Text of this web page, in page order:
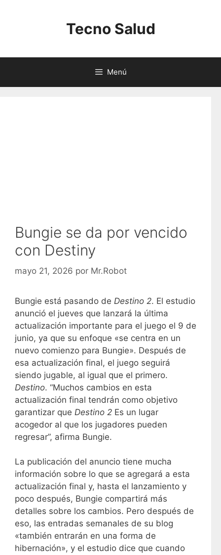
Tecno Salud
Menú
Bungie se da por vencido
con Destiny
mayo 21, 2026 por Mr.Robot
Bungie está pasando de Destino 2. El estudio
anunció el jueves que lanzará la última
actualización importante para el juego el 9 de
junio, ya que su enfoque «se centra en un
nuevo comienzo para Bungie». Después de
esa actualización final, el juego seguirá
siendo jugable, al igual que el primero.
Destino. “Muchos cambios en esta
actualización final tendrán como objetivo
garantizar que Destino 2 Es un lugar
acogedor al que los jugadores pueden
regresar”, afirma Bungie.
La publicación del anuncio tiene mucha
información sobre lo que se agregará a esta
actualización final y, hasta el lanzamiento y
poco después, Bungie compartirá más
detalles sobre los cambios. Pero después de
eso, las entradas semanales de su blog
«también entrarán en una forma de
hibernación», y el estudio dice que cuando